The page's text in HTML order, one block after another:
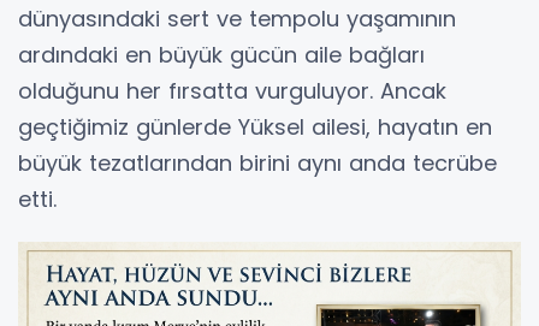
dünyasındaki sert ve tempolu yaşamının
ardındaki en büyük gücün aile bağları
olduğunu her fırsatta vurguluyor. Ancak
geçtiğimiz günlerde Yüksel ailesi, hayatın en
büyük tezatlarından birini aynı anda tecrübe
etti.